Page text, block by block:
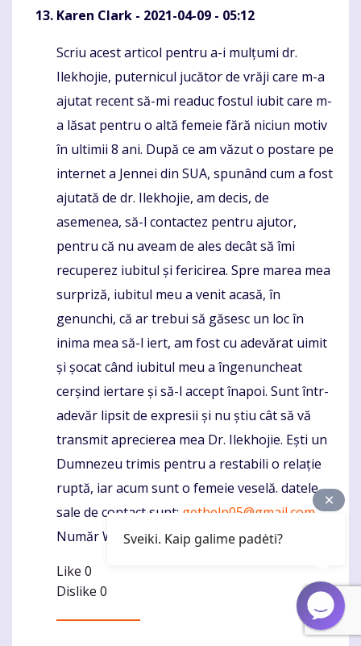
Karen Clark - 2021-04-09 - 05:12
Komentaras
Scriu acest articol pentru a-i mulțumi dr.
Ilekhojie, puternicul jucător de vrăji care m-a
ajutat recent să-mi readuc fostul iubit care m-
a lăsat pentru o altă femeie fără niciun motiv
în ultimii 8 ani. După ce am văzut o postare pe
internet a Jennei din SUA, spunând cum a fost
ajutată de dr. Ilekhojie, am decis, de
asemenea, să-l contactez pentru ajutor,
pentru că nu aveam de ales decât să îmi
recuperez iubitul și fericirea. Spre marea mea
surpriză, iubitul meu a venit acasă, în
genunchi, că ar trebui să găsesc un loc în
inima mea să-l iert, am fost cu adevărat uimit
și șocat când iubitul meu a îngenuncheat
cerșind iertare și să-l accept înapoi. Sunt într-
adevăr lipsit de expresii și nu știu cât să vă
transmit aprecierea mea Dr. Ilekhojie. Ești un
Dumnezeu trimis pentru a restabili o relație
ruptă, iar acum sunt o femeie veselă. datele
sale de contact sunt; gethelp05@gmail.com
Număr Whatsapp +2348147400259
Like 0
Dislike 0
Sveiki. Kaip galime padėti?